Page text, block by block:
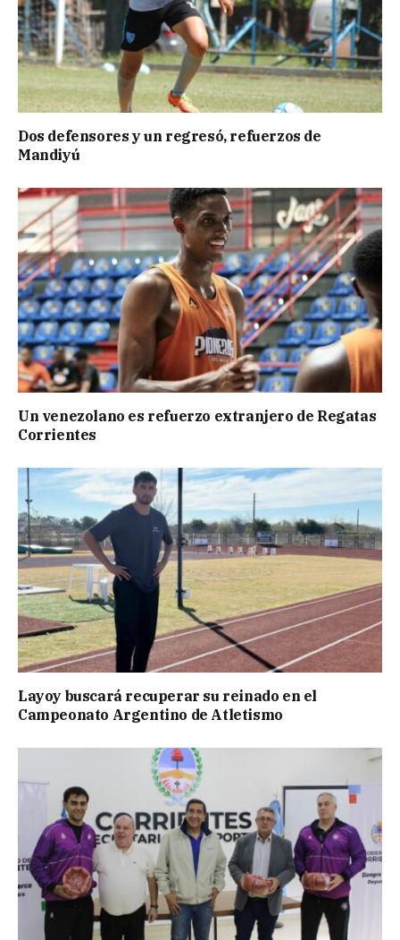
Dos defensores y un regresó, refuerzos de
Mandiyú
Un venezolano es refuerzo extranjero de Regatas
Corrientes
Layoy buscará recuperar su reinado en el
Campeonato Argentino de Atletismo